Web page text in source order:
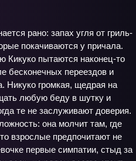
рано: запах угля от гриль-
покачиваются у причала.
Кикуко пытаются наконец-то
бесконечных переездов и
Никуко громкая, щедрая на
любую беду в шутку и
те не заслуживают доверия.
она молчит там, где
взрослые предпочитают не
первые симпатии, стыд за